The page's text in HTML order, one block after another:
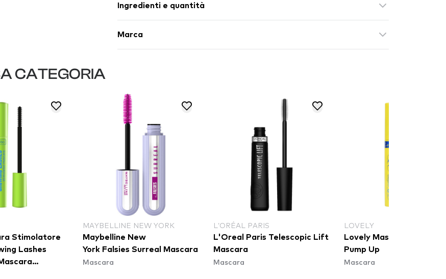
Ingredienti e quantità
Marca
CATEGORIA
Stimolatore
Lashes
MAYBELLINE NEW YORK
Maybelline New
York Falsies Surreal Mascara
Mascara
L’ORÉAL PARIS
L'Oreal Paris Telescopic Lift
Mascara
Mascara
LOVELY
Lovely Mascara Curling
Pump Up
Mascara